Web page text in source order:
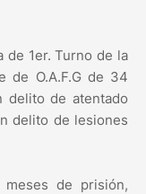
de 1er. Turno de la
de O.A.F.G de 34
delito de atentado
delito de lesiones
de prisión,